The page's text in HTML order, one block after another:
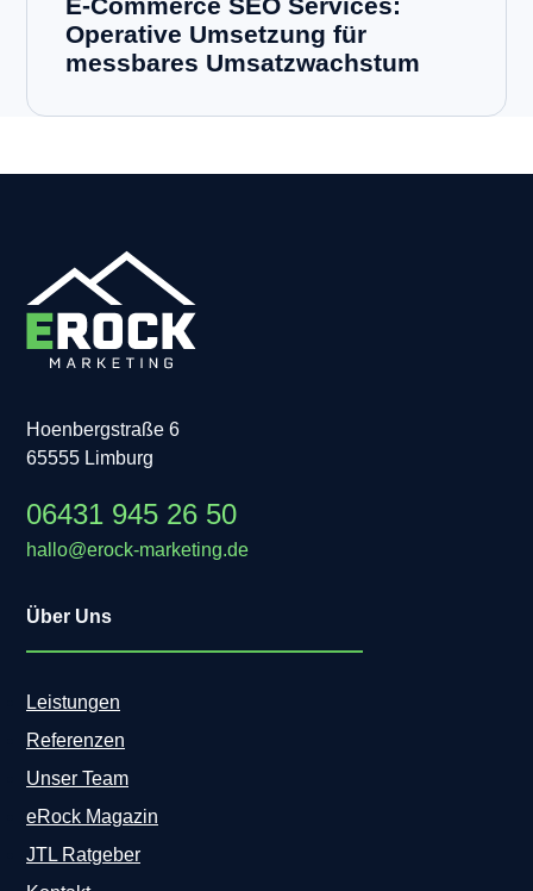
E-Commerce SEO Services:
Operative Umsetzung für
messbares Umsatzwachstum
Hoenbergstraße 6
65555 Limburg
06431 945 26 50
hallo@erock-marketing.de
Über Uns
Leistungen
Referenzen
Unser Team
eRock Magazin
JTL Ratgeber